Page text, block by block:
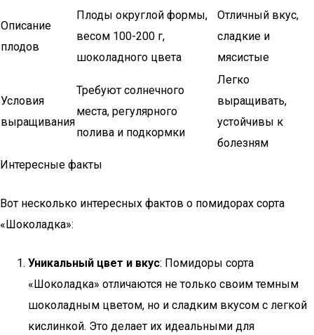
Описание
плодов
Плоды округлой формы,
весом 100-200 г,
шоколадного цвета
Отличный вкус,
сладкие и
мясистые
Условия
выращивания
Требуют солнечного
места, регулярного
полива и подкормки
Легко
выращивать,
устойчивы к
болезням
Интересные факты
Вот несколько интересных фактов о помидорах сорта
«Шоколадка»:
Уникальный цвет и вкус: Помидоры сорта
«Шоколадка» отличаются не только своим темным
шоколадным цветом, но и сладким вкусом с легкой
кислинкой. Это делает их идеальными для